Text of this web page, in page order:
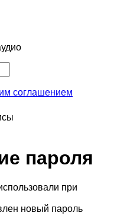
соглашением
пароля
при
новый пароль